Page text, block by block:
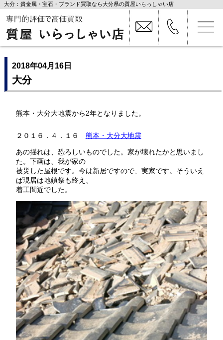
大分：貴金属・宝石・ブランド買取なら大分県の質屋いらっしゃい店
2018年04月16日
大分
熊本・大分大地震から2年となりました。
２０１６．４．１６ 熊本・大分大地震
あの揺れは、恐ろしいものでした。家が壊れたかと思いまし
た。下画は、我が家の
被災した屋根です。今は新居ですので、実家です。そういえ
ば現居は地鎮祭も終え、
着工間近でした。